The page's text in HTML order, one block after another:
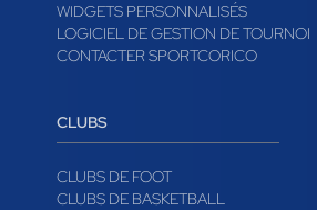
WIDGETS PERSONNALISÉS
LOGICIEL DE GESTION DE TOURNOI
CONTACTER SPORTCORICO
CLUBS
CLUBS DE FOOT
CLUBS DE BASKETBALL